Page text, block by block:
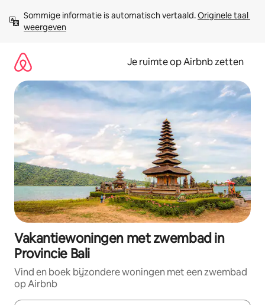
direct
naar
Sommige informatie is automatisch vertaald. Originele taal
weergeven
Je ruimte op Airbnb zetten
Vakantiewoningen met zwembad in
Provincie Bali
Vind en boek bijzondere woningen met een zwembad
op Airbnb